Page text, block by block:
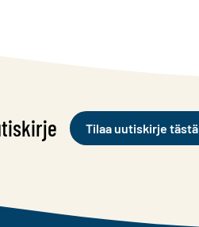
Tilaa uutiskirje tästä